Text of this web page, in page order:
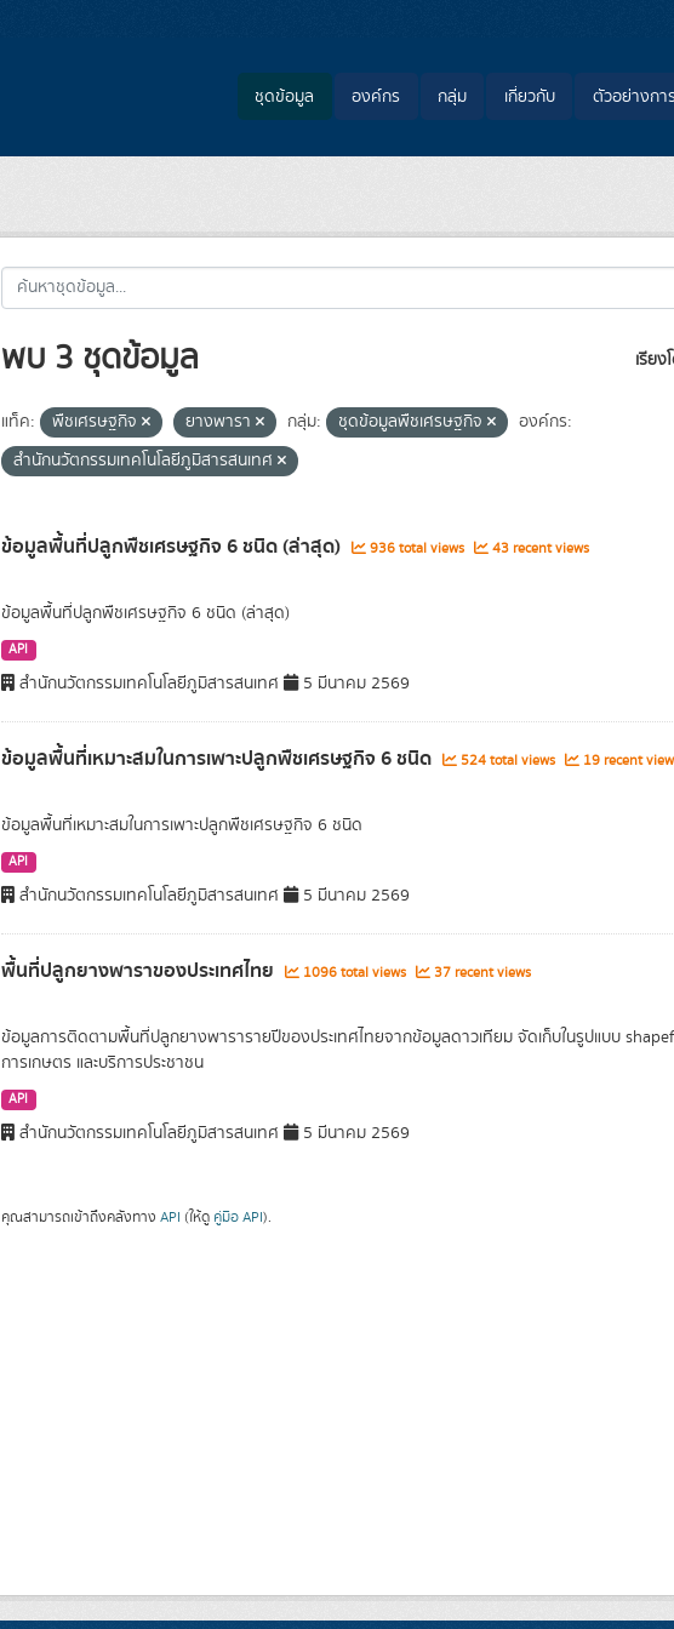
ชุดข้อมูล องค์กร กลุ่ม เกี่ยวกับ ตัวอย่างกา
เรียง
พบ 3 ชุดข้อมูล
แท็ค: พืชเศรษฐกิจ ยางพารา กลุ่ม: ชุดข้อมูลพืชเศรษฐกิจ
องค์กร:
สำนักนวัตกรรมเทคโนโลยีภูมิสารสนเทศ
ข้อมูลพื้นที่ปลูกพืชเศรษฐกิจ 6 ชนิด (ล่าสุด) 936 total views 43 recent views
ข้อมูลพื้นที่ปลูกพืชเศรษฐกิจ 6 ชนิด (ล่าสุด)
API
สำนักนวัตกรรมเทคโนโลยีภูมิสารสนเทศ 5 มีนาคม 2569
ข้อมูลพื้นที่เหมาะสมในการเพาะปลูกพืชเศรษฐกิจ 6 ชนิด 524 total views 19 recent
ข้อมูลพื้นที่เหมาะสมในการเพาะปลูกพืชเศรษฐกิจ 6 ชนิด
API
สำนักนวัตกรรมเทคโนโลยีภูมิสารสนเทศ 5 มีนาคม 2569
พื้นที่ปลูกยางพาราของประเทศไทย 1096 total views 37 recent views
ข้อมูลการติดตามพื้นที่ปลูกยางพารารายปีของประเทศไทยจากข้อมูลดาวเทียม จัดเก็บในรูปแบบ
การเกษตร และบริการประชาชน
API
สำนักนวัตกรรมเทคโนโลยีภูมิสารสนเทศ 5 มีนาคม 2569
คุณสามารถเข้าถึงคลังทาง API (ให้ดู คู่มือ API).